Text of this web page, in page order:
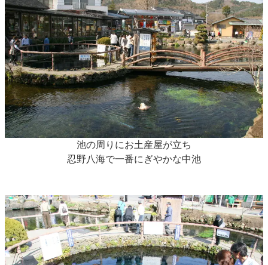
池の周りにお土産屋が立ち
忍野八海で一番にぎやかな中池